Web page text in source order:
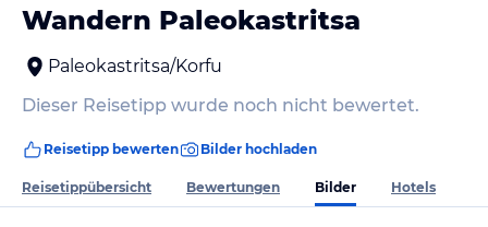
Wandern Paleokastritsa
Paleokastritsa/Korfu
Dieser Reisetipp wurde noch nicht bewertet.
Reisetipp bewerten Bilder hochladen
Reisetippübersicht Bewertungen Bilder Hotels